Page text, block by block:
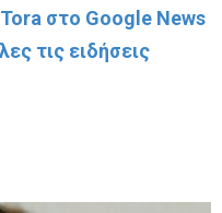
στο Google News
τις ειδήσεις